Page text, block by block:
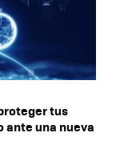
tus
una nueva